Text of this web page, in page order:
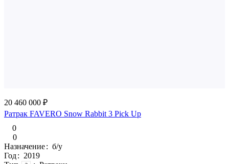
20 460 000 ₽
Ратрак FAVERO Snow Rabbit 3 Pick Up
0
0
Назначение: б/у
Год: 2019